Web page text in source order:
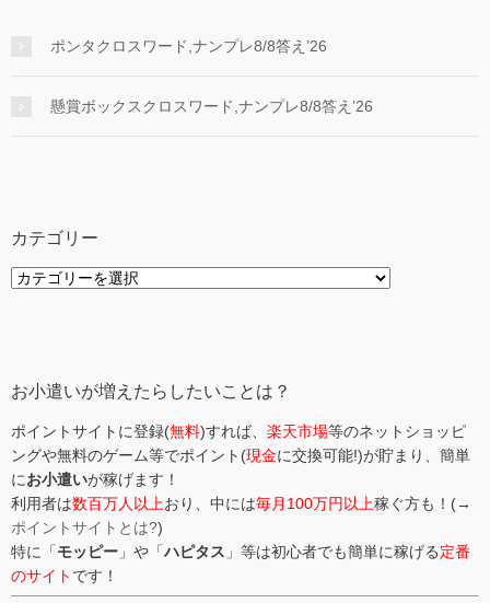
ポンタクロスワード,ナンプレ8/8答え’26
懸賞ボックスクロスワード,ナンプレ8/8答え’26
カテゴリー
カ
お小遣いが増えたらしたいことは？
ポイントサイトに登録(無料)すれば、 楽天市場等のネットショッピ
ングや無料のゲーム等でポイント(現金に交換可能!)が貯まり、簡単
にお小遣いが稼げます！
利用者は数百万人以上おり、中には毎月100万円以上稼ぐ方も！(→
ポイントサイトとは?)
特に「モッピー 」や「ハピタス 」等は初心者でも簡単に稼げる定番
のサイト です！